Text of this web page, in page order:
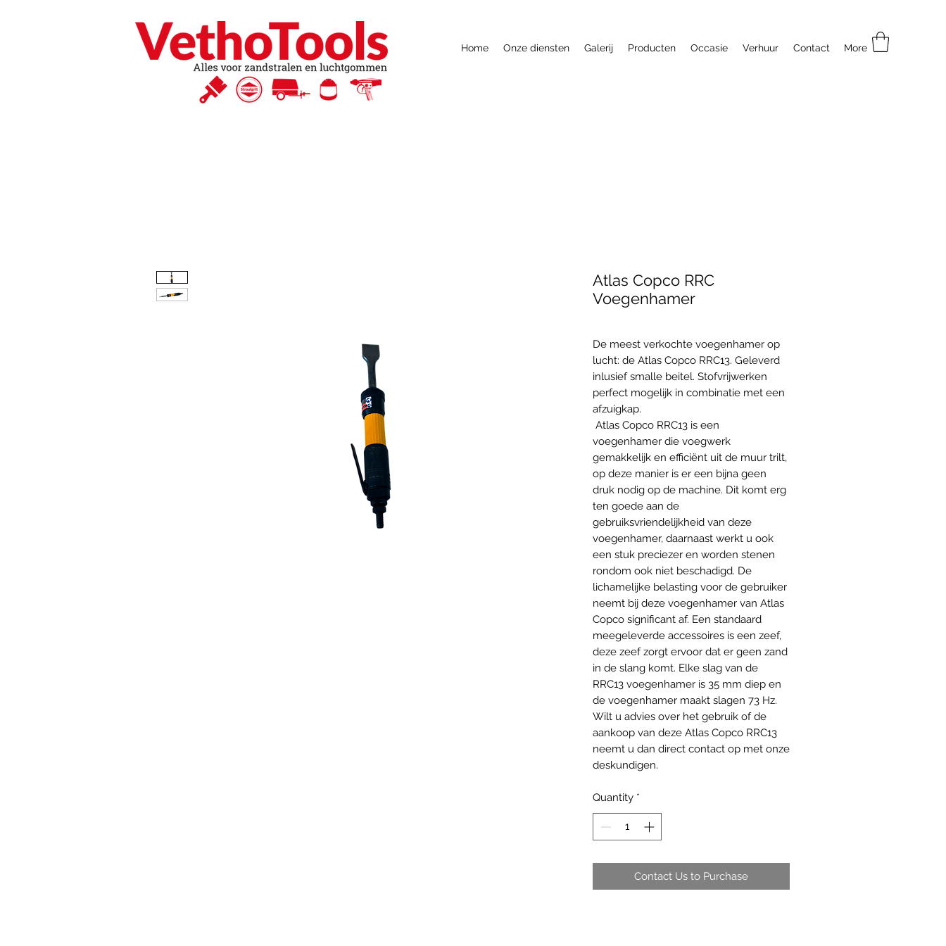
Home Onze diensten Galerij Producten Occasie Verhuur Contact More
Atlas Copco RRC
Voegenhamer
De meest verkochte voegenhamer op
lucht: de Atlas Copco RRC13. Geleverd
inlusief smalle beitel. Stofvrijwerken
perfect mogelijk in combinatie met een
afzuigkap.
Atlas Copco RRC13 is een
voegenhamer die voegwerk
gemakkelijk en efficiënt uit de muur trilt,
op deze manier is er een bijna geen
druk nodig op de machine. Dit komt erg
ten goede aan de
gebruiksvriendelijkheid van deze
voegenhamer, daarnaast werkt u ook
een stuk preciezer en worden stenen
rondom ook niet beschadigd. De
lichamelijke belasting voor de gebruiker
neemt bij deze voegenhamer van Atlas
Copco significant af. Een standaard
meegeleverde accessoires is een zeef,
deze zeef zorgt ervoor dat er geen zand
in de slang komt. Elke slag van de
RRC13 voegenhamer is 35 mm diep en
de voegenhamer maakt slagen 73 Hz.
Wilt u advies over het gebruik of de
aankoop van deze Atlas Copco RRC13
neemt u dan direct contact op met onze
deskundigen.
Quantity *
Contact Us to Purchase